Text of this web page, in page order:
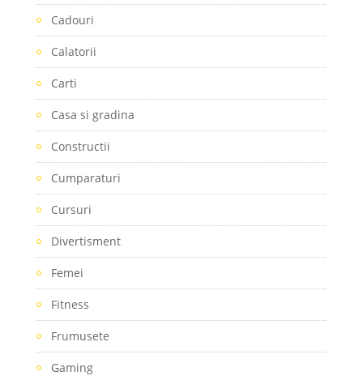
Cadouri
Calatorii
Carti
Casa si gradina
Constructii
Cumparaturi
Cursuri
Divertisment
Femei
Fitness
Frumusete
Gaming